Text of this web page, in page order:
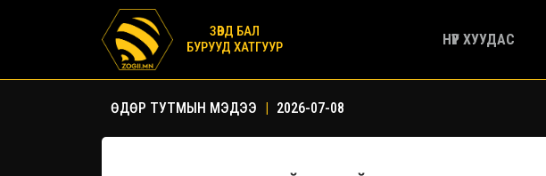
ЗӨВД БАЛ
БУРУУД ХАТГУУР
НҮҮР ХУУДАС
ӨДӨР ТУТМЫН МЭДЭЭ | 2026-07-08